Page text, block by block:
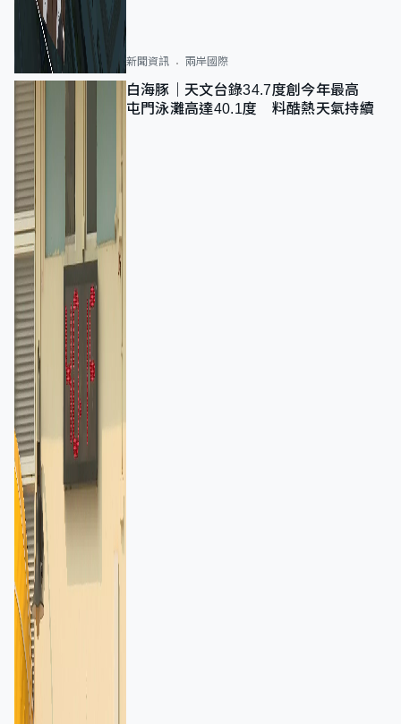
新聞資訊 兩岸國際
白海豚｜天文台錄34.7度創今年最高
屯門泳灘高達40.1度 料酷熱天氣持續